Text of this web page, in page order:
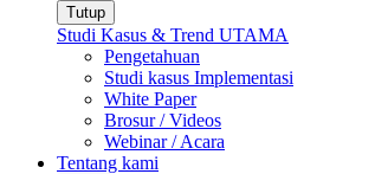
Tutup
Studi Kasus & Trend UTAMA
Pengetahuan
Studi kasus Implementasi
White Paper
Brosur / Videos
Webinar / Acara
Tentang kami